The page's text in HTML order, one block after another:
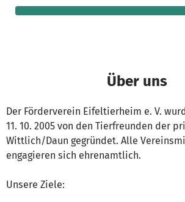
Über uns
Der Förderverein Eifeltierheim e. V.
11. 10. 2005 von den Tierfreunden der
Wittlich/Daun gegründet. Alle
engagieren sich ehrenamtlich.
Unsere Ziele: